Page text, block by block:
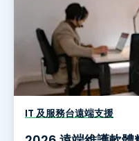
IT 及服務台遠端支援